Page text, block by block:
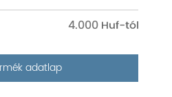
4.000
adatlap